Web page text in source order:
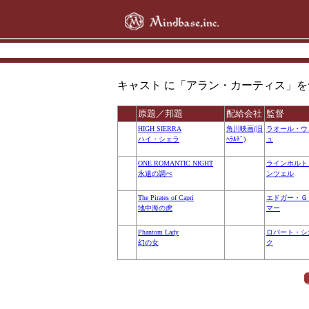
キャスト に「アラン・カーティス」
原題／邦題 配給会社 監督
HIGH SIERRA
ハイ・シェラ
角川映画(旧
ﾍﾗﾙﾄﾞ)
ラオール・
ュ
ONE ROMANTIC NIGHT
永遠の調べ
ラインホル
ンツェル
The Pirates of Capri
地中海の虎
エドガー・
マー
Phantom Lady
幻の女
ロバート・
ク